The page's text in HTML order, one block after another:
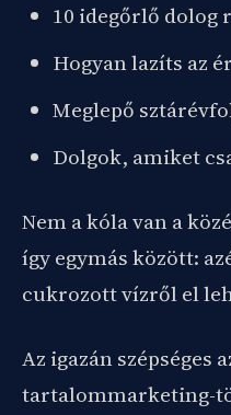
10 idegőrlő dolog
Hogyan lazíts az
Meglepő
Dolgok, amiket
Nem a kóla van a
így egymás között:
cukrozott vízről el
Az igazán szépséges
tartalommarketing-